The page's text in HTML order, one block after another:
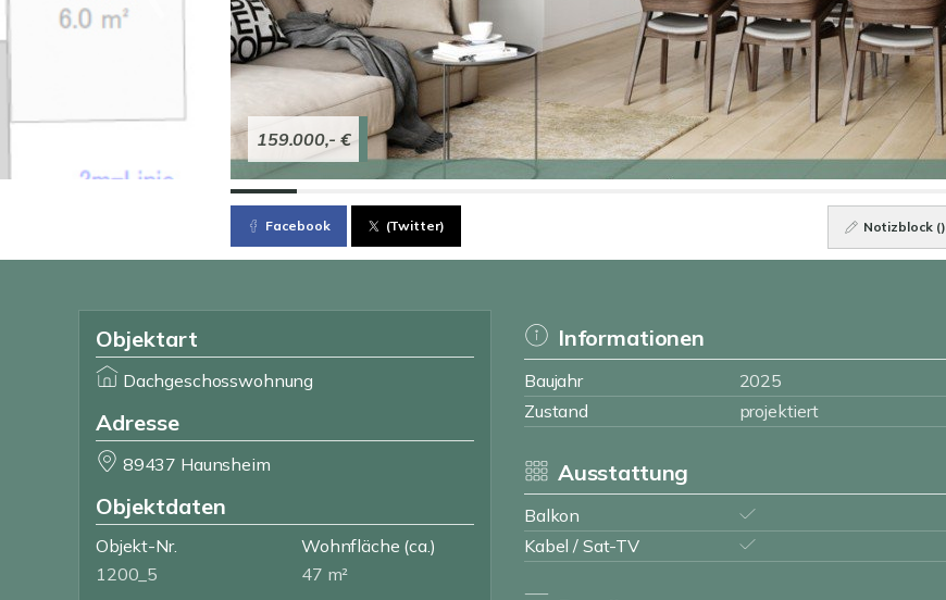
159.000,- €
Facebook (Twitter) Notizblock ()
Objektart
Dachgeschosswohnung
Adresse
89437 Haunsheim
Objektdaten
Objekt-Nr.
1200_5
Wohnfläche (ca.)
47 m²
Informationen
Baujahr 2025
Zustand
projektiert
Ausstattung
Balkon
Kabel / Sat-TV